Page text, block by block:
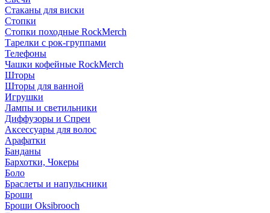
Стаканы для виски
Стопки
Стопки походные RockMerch
Тарелки с рок-группами
Телефоны
Чашки кофейные RockMerch
Шторы
Шторы для ванной
Игрушки
Лампы и светильники
Диффузоры и Спреи
Аксессуары для волос
Арафатки
Банданы
Бархотки, Чокеры
Боло
Браслеты и напульсники
Броши
Броши Oksibrooch